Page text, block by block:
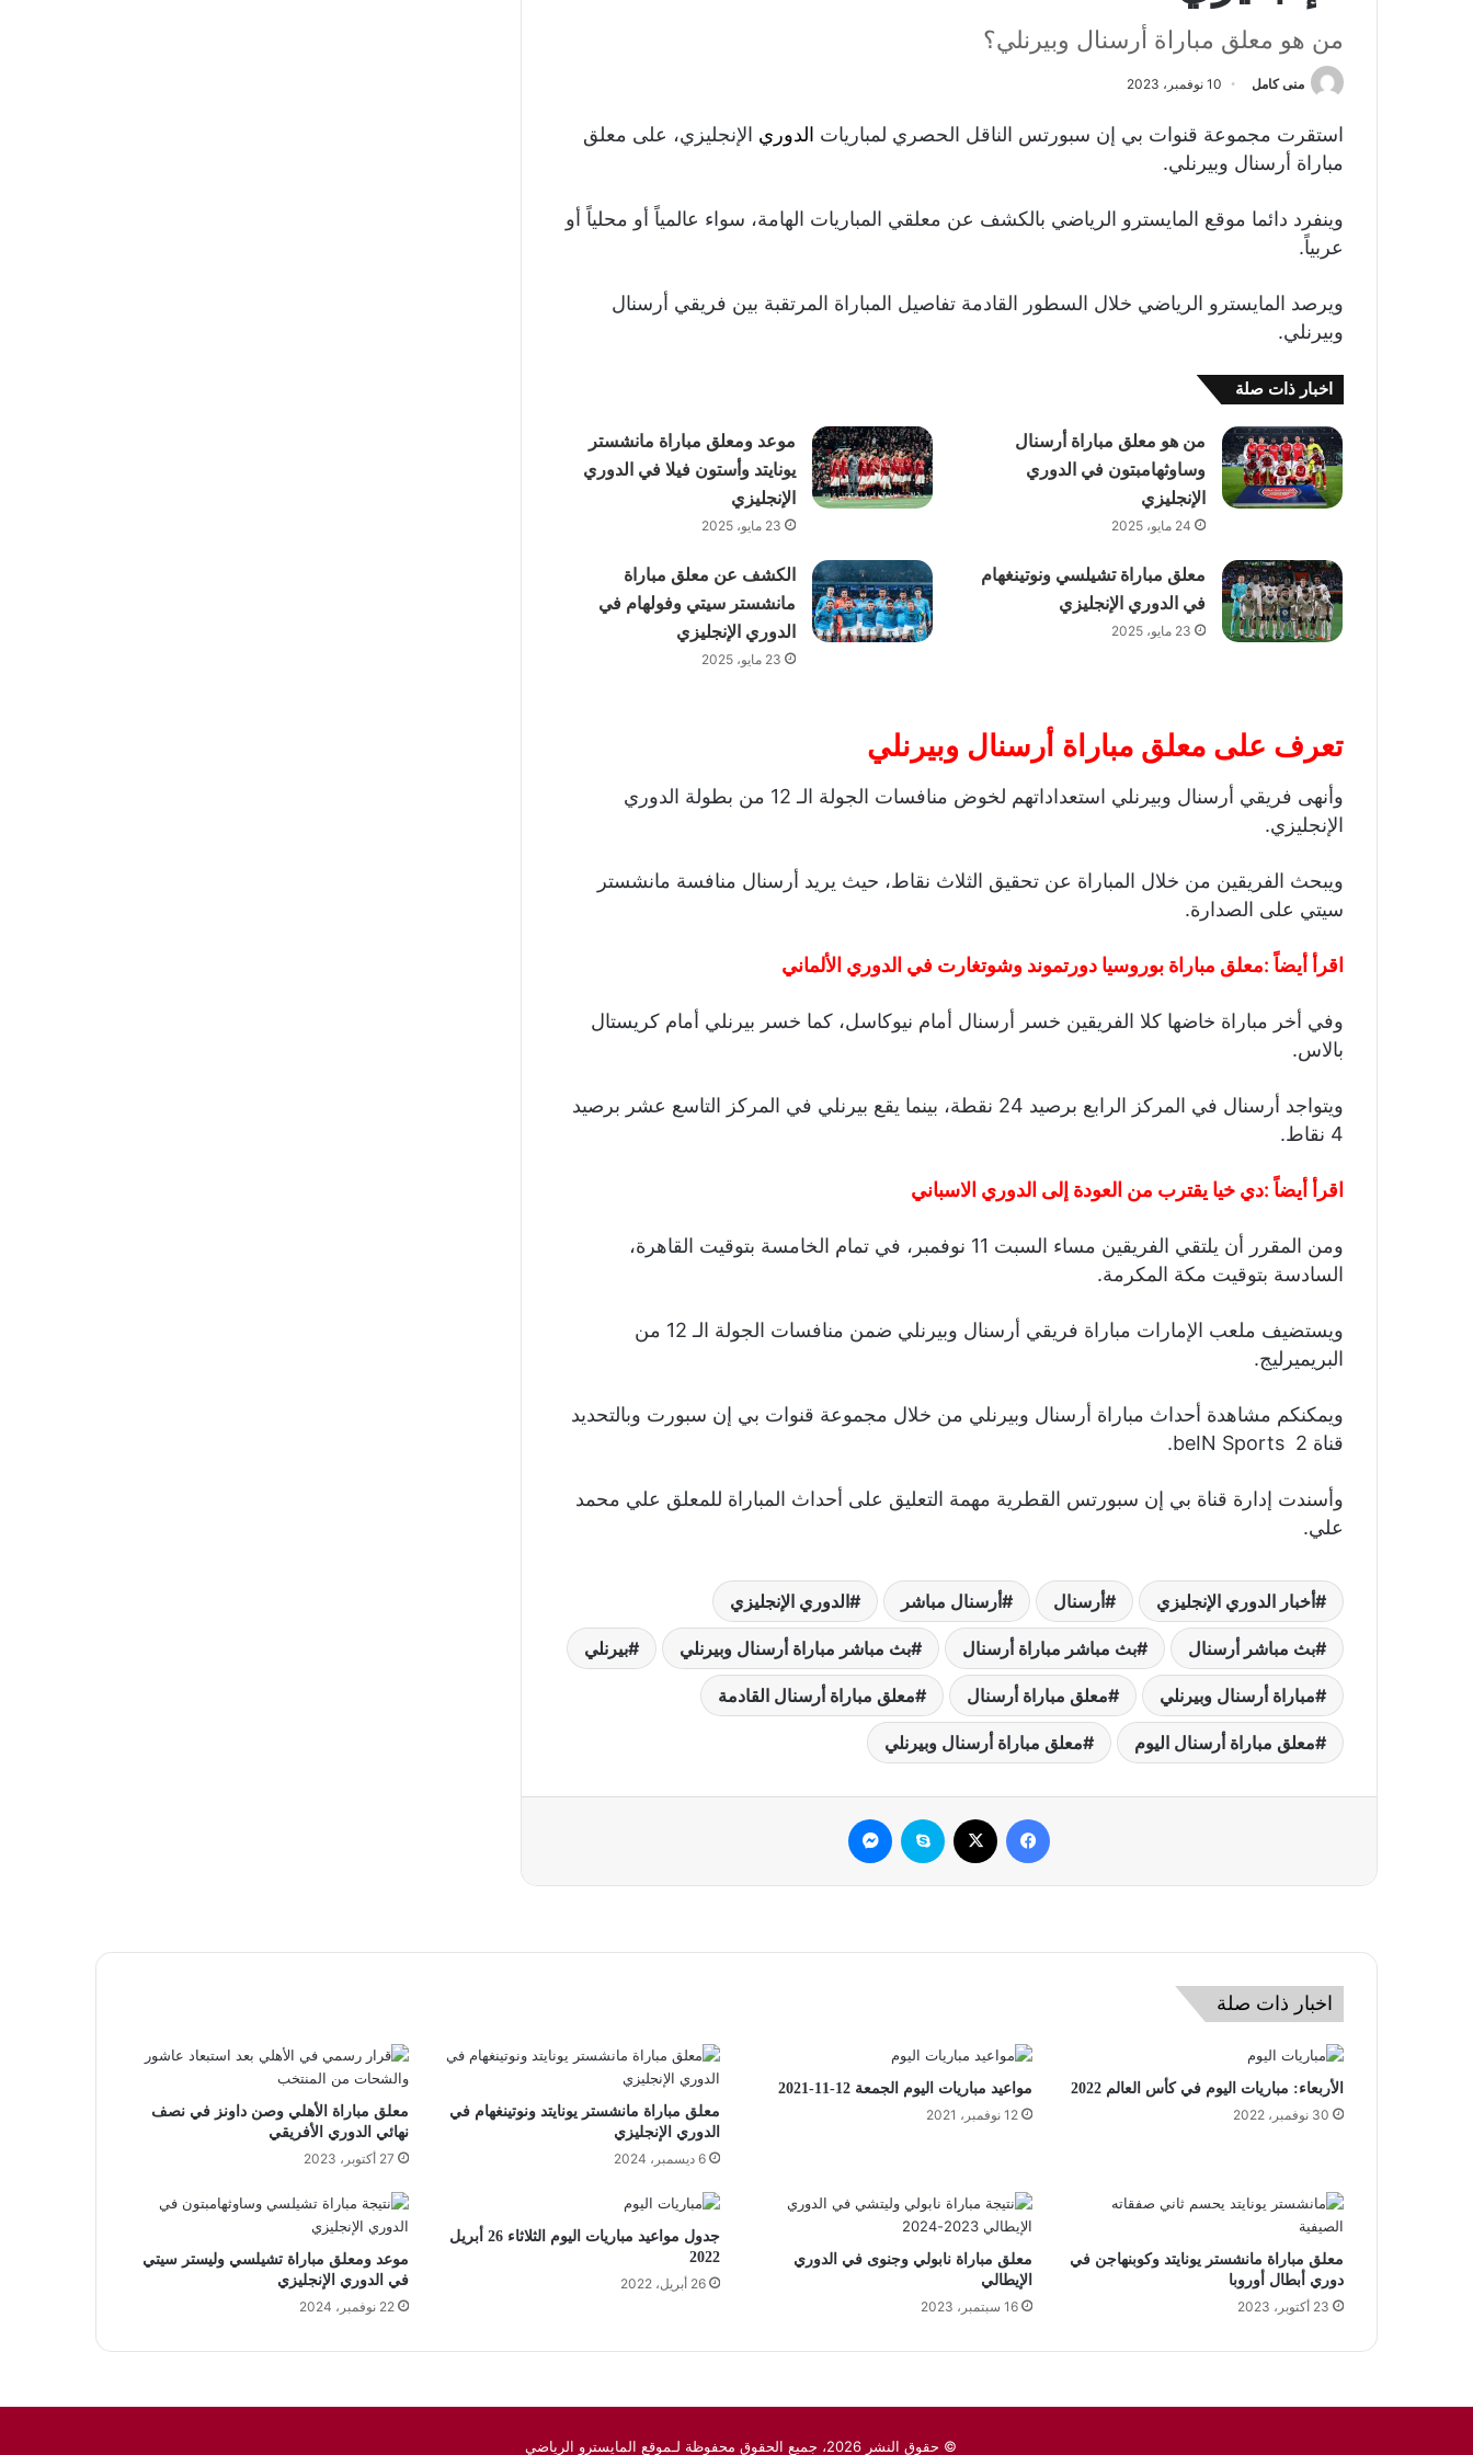
من هو معلق مباراة أرسنال وبيرنلي؟
منى كامل 10 نوفمبر، 2023
استقرت مجموعة قنوات بي إن سبورتس الناقل الحصري لمباريات الدوري الإنجليزي، على معلق
مباراة أرسنال وبيرنلي.
وينفرد دائما موقع المايسترو الرياضي بالكشف عن معلقي المباريات الهامة، سواء عالمياً أو محلياً أو
عربياً.
ويرصد المايسترو الرياضي خلال السطور القادمة تفاصيل المباراة المرتقبة بين فريقي أرسنال
وبيرنلي.
اخبار ذات صلة
من هو معلق مباراة أرسنال
وساوثهامبتون في الدوري
الإنجليزي
24 مايو، 2025
موعد ومعلق مباراة مانشستر
يونايتد وأستون فيلا في الدوري
الإنجليزي
23 مايو، 2025
معلق مباراة تشيلسي ونوتينغهام
في الدوري الإنجليزي
23 مايو، 2025
الكشف عن معلق مباراة
مانشستر سيتي وفولهام في
الدوري الإنجليزي
23 مايو، 2025
تعرف على معلق مباراة أرسنال وبيرنلي
وأنهى فريقي أرسنال وبيرنلي استعداداتهم لخوض منافسات الجولة الـ 12 من بطولة الدوري
الإنجليزي.
ويبحث الفريقين من خلال المباراة عن تحقيق الثلاث نقاط، حيث يريد أرسنال منافسة مانشستر
سيتي على الصدارة.
اقرأ أيضاً :معلق مباراة بوروسيا دورتموند وشوتغارت في الدوري الألماني
وفي أخر مباراة خاضها كلا الفريقين خسر أرسنال أمام نيوكاسل، كما خسر بيرنلي أمام كريستال
بالاس.
ويتواجد أرسنال في المركز الرابع برصيد 24 نقطة، بينما يقع بيرنلي في المركز التاسع عشر برصيد
4 نقاط.
اقرأ أيضاً :دي خيا يقترب من العودة إلى الدوري الاسباني
ومن المقرر أن يلتقي الفريقين مساء السبت 11 نوفمبر، في تمام الخامسة بتوقيت القاهرة،
السادسة بتوقيت مكة المكرمة.
ويستضيف ملعب الإمارات مباراة فريقي أرسنال وبيرنلي ضمن منافسات الجولة الـ 12 من
البريميرليج.
ويمكنكم مشاهدة أحداث مباراة أرسنال وبيرنلي من خلال مجموعة قنوات بي إن سبورت وبالتحديد
قناة beIN Sports 2.
وأسندت إدارة قناة بي إن سبورتس القطرية مهمة التعليق على أحداث المباراة للمعلق علي محمد
علي.
أخبار الدوري الإنجليزي أرسنال أرسنال مباشر الدوري الإنجليزي
بث مباشر أرسنال بث مباشر مباراة أرسنال بث مباشر مباراة أرسنال وبيرنلي بيرنلي
مباراة أرسنال وبيرنلي معلق مباراة أرسنال معلق مباراة أرسنال القادمة
معلق مباراة أرسنال اليوم معلق مباراة أرسنال وبيرنلي
فيسبوك سكايب
اخبار ذات صلة
الأربعاء: مباريات اليوم في كأس العالم 2022
30 نوفمبر، 2022
مواعيد مباريات اليوم الجمعة 12-11-2021
12 نوفمبر، 2021
معلق مباراة مانشستر يونايتد ونوتينغهام في
الدوري الإنجليزي
6 ديسمبر، 2024
معلق مباراة الأهلي وصن داونز في نصف
نهائي الدوري الأفريقي
27 أكتوبر، 2023
معلق مباراة مانشستر يونايتد وكوبنهاجن في
دوري أبطال أوروبا
23 أكتوبر، 2023
معلق مباراة نابولي وجنوى في الدوري
الإيطالي
16 سبتمبر، 2023
جدول مواعيد مباريات اليوم الثلاثاء 26 أبريل
2022
26 أبريل، 2022
موعد ومعلق مباراة تشيلسي وليستر سيتي
في الدوري الإنجليزي
22 نوفمبر، 2024
© حقوق النشر 2026، جميع الحقوق محفوظة لـموقع المايسترو الرياضي